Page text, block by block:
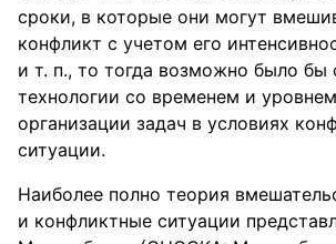
сроки, в которые они могут
конфликт с учетом его
и т. п., то тогда возможно было бы
технологии со временем и
организации задач в условиях
ситуации.
Наиболее полно теория
и конфликтные ситуации